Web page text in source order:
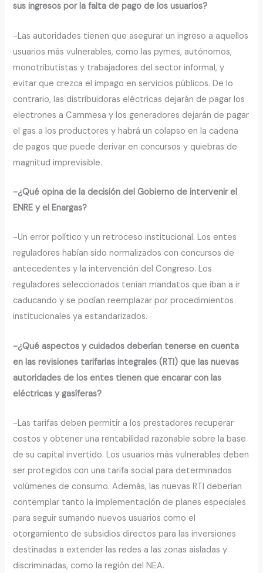
sus ingresos por la falta de pago de los usuarios?
-Las autoridades tienen que asegurar un ingreso a aquellos
usuarios más vulnerables, como las pymes, autónomos,
monotributistas y trabajadores del sector informal, y
evitar que crezca el impago en servicios públicos. De lo
contrario, las distribuidoras eléctricas dejarán de pagar los
electrones a Cammesa y los generadores dejarán de pagar
el gas a los productores y habrá un colapso en la cadena
de pagos que puede derivar en concursos y quiebras de
magnitud imprevisible.
-¿Qué opina de la decisión del Gobierno de intervenir el
ENRE y el Enargas?
-Un error político y un retroceso institucional. Los entes
reguladores habían sido normalizados con concursos de
antecedentes y la intervención del Congreso. Los
reguladores seleccionados tenían mandatos que iban a ir
caducando y se podían reemplazar por procedimientos
institucionales ya estandarizados.
-¿Qué aspectos y cuidados deberían tenerse en cuenta
en las revisiones tarifarias integrales (RTI) que las nuevas
autoridades de los entes tienen que encarar con las
eléctricas y gasíferas?
-Las tarifas deben permitir a los prestadores recuperar
costos y obtener una rentabilidad razonable sobre la base
de su capital invertido. Los usuarios más vulnerables deben
ser protegidos con una tarifa social para determinados
volúmenes de consumo. Además, las nuevas RTI deberían
contemplar tanto la implementación de planes especiales
para seguir sumando nuevos usuarios como el
otorgamiento de subsidios directos para las inversiones
destinadas a extender las redes a las zonas aisladas y
discriminadas, como la región del NEA.